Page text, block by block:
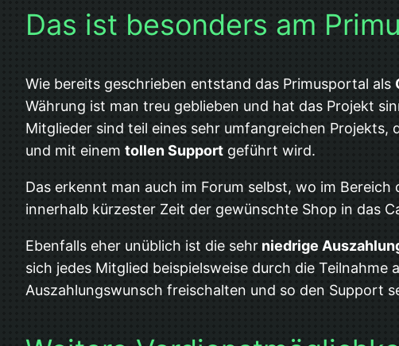
Das ist besonders am
Wie bereits geschrieben entstand das Primusportal als
Währung ist man treu geblieben und hat das Projekt
Mitglieder sind teil eines sehr umfangreichen Projekts,
und mit einem tollen Support geführt wird.
Das erkennt man auch im Forum selbst, wo im
innerhalb kürzester Zeit der gewünschte Shop in das
Ebenfalls eher unüblich ist die sehr niedrige
sich jedes Mitglied beispielsweise durch die
Auszahlungswunsch freischalten und so den Support